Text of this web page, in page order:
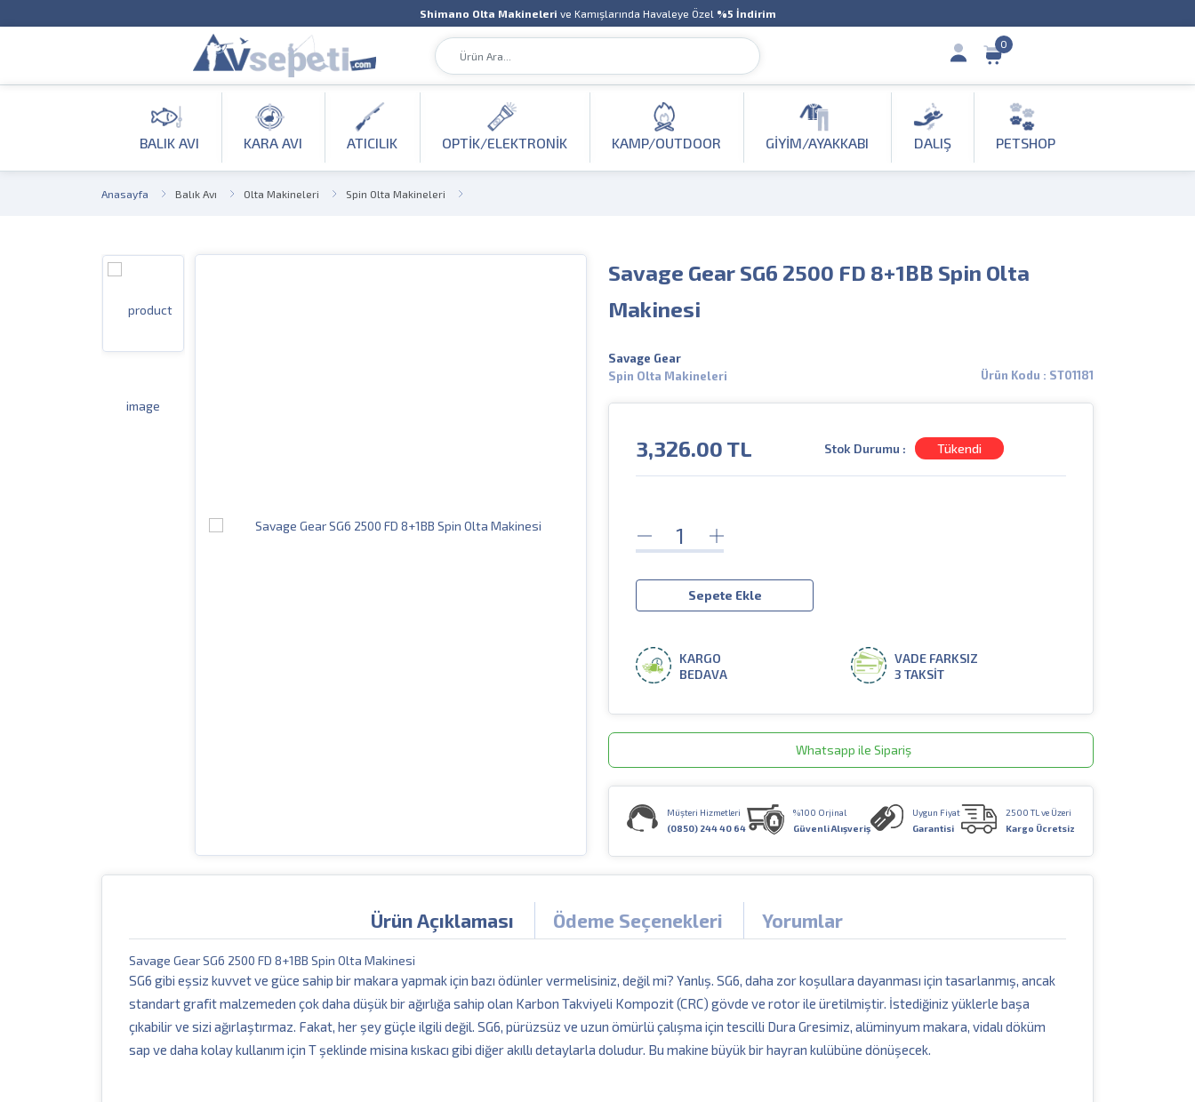
Shimano Olta Makineleri ve Kamışlarında Havaleye Özel %5 İndirim
0
BALIK AVI KARA AVI ATICILIK OPTIK/ELEKTRONIK KAMP/OUTDOOR GIYIM/AYAKKABI DALIŞ PETSHOP
Anasayfa Balık Avı Olta Makineleri Spin Olta Makineleri
Savage Gear SG6 2500 FD 8+1BB Spin Olta
Makinesi
Savage Gear
Spin Olta Makineleri
Ürün Kodu : ST01181
3,326.00 TL Stok Durumu : Tükendi
Sepete Ekle
KARGO
BEDAVA
VADE FARKSIZ
3 TAKSİT
Whatsapp ile Sipariş
Müşteri Hizmetleri
(0850) 244 40 64
%100 Orjinal
Güvenli Alışveriş
Uygun Fiyat
Garantisi
2500 TL ve Üzeri
Kargo Ücretsiz
Ürün Açıklaması Ödeme Seçenekleri Yorumlar
Savage Gear SG6 2500 FD 8+1BB Spin Olta Makinesi
SG6 gibi eşsiz kuvvet ve güce sahip bir makara yapmak için bazı ödünler vermelisiniz, değil mi? Yanlış. SG6, daha zor koşullara dayanması için tasarlanmış, ancak
standart grafit malzemeden çok daha düşük bir ağırlığa sahip olan Karbon Takviyeli Kompozit (CRC) gövde ve rotor ile üretilmiştir. İstediğiniz yüklerle başa
çıkabilir ve sizi ağırlaştırmaz. Fakat, her şey güçle ilgili değil. SG6, pürüzsüz ve uzun ömürlü çalışma için tescilli Dura Gresimiz, alüminyum makara, vidalı döküm
sap ve daha kolay kullanım için T şeklinde misina kıskacı gibi diğer akıllı detaylarla doludur. Bu makine büyük bir hayran kulübüne dönüşecek.